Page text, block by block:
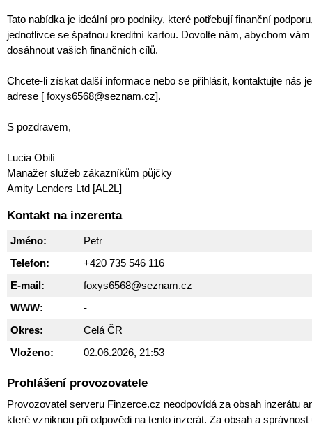
Tato nabídka je ideální pro podniky, které potřebují finanční
jednotlivce se špatnou kreditní kartou. Dovolte nám, abychom
dosáhnout vašich finančních cílů.
Chcete-li získat další informace nebo se přihlásit, kontaktujte nás
adrese [ foxys6568@seznam.cz].
S pozdravem,
Lucia Obilí
Manažer služeb zákazníkům půjčky
Amity Lenders Ltd [AL2L]
Kontakt na inzerenta
Jméno:
Petr
Telefon:
+420 735 546 116
E-mail:
foxys6568@seznam.cz
WWW:
-
Okres:
Celá ČR
Vloženo:
02.06.2026, 21:53
Prohlášení provozovatele
Provozovatel serveru Finzerce.cz neodpovídá za obsah inzerátu
které vzniknou při odpovědi na tento inzerát. Za obsah a